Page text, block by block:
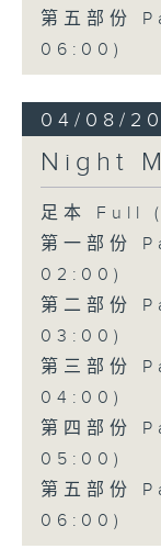
第五部份
06:00)
04/08/
Night
足本 Full
第一部份
02:00)
第二部份
03:00)
第三部份
04:00)
第四部份
05:00)
第五部份
06:00)